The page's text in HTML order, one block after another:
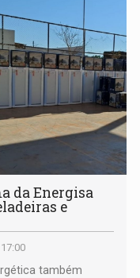
da Energisa
e
também